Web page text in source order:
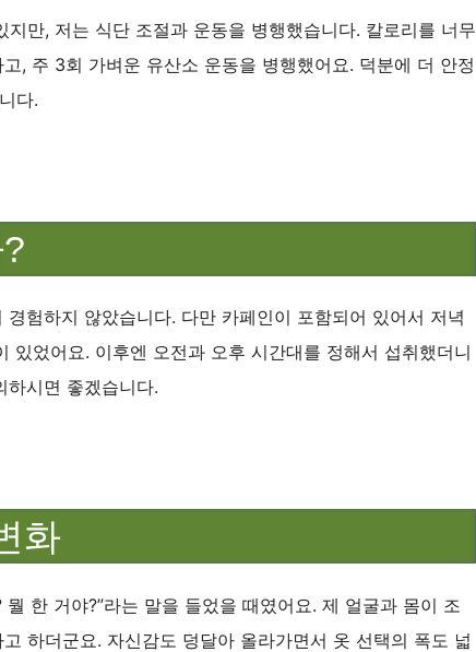
만, 저는 식단 조절과 운동을 병행했습니다. 칼로리를 너무
, 주 3회 가벼운 유산소 운동을 병행했어요. 덕분에 더 안정
다.
험하지 않았습니다. 다만 카페인이 포함되어 있어서 저녁
있었어요. 이후엔 오전과 오후 시간대를 정해서 섭취했더니
하시면 좋겠습니다.
화
한 거야?”라는 말을 들었을 때였어요. 제 얼굴과 몸이 조
하더군요. 자신감도 덩달아 올라가면서 옷 선택의 폭도 넓